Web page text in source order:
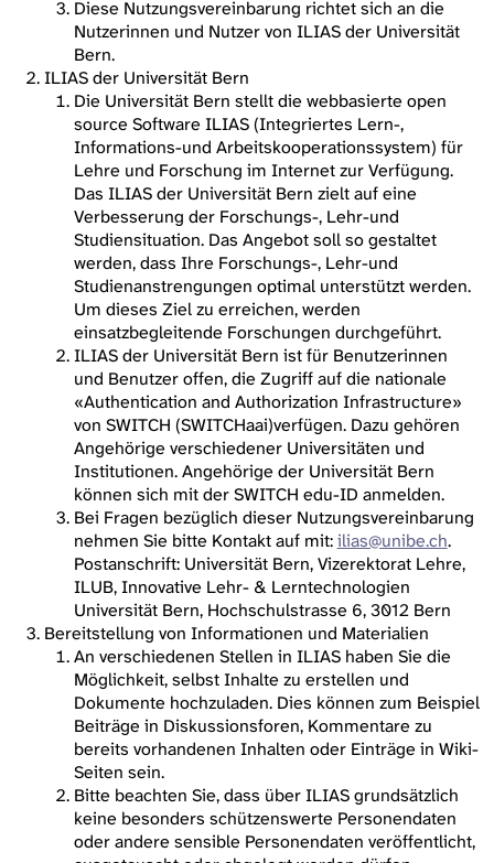
Diese Nutzungsvereinbarung richtet sich an die
Nutzerinnen und Nutzer von ILIAS der Universität
Bern.
ILIAS der Universität Bern
Die Universität Bern stellt die webbasierte open
source Software ILIAS (Integriertes Lern-,
Informations-und Arbeitskooperationssystem) für
Lehre und Forschung im Internet zur Verfügung.
Das ILIAS der Universität Bern zielt auf eine
Verbesserung der Forschungs-, Lehr-und
Studiensituation. Das Angebot soll so gestaltet
werden, dass Ihre Forschungs-, Lehr-und
Studienanstrengungen optimal unterstützt werden.
Um dieses Ziel zu erreichen, werden
einsatzbegleitende Forschungen durchgeführt.
ILIAS der Universität Bern ist für Benutzerinnen
und Benutzer offen, die Zugriff auf die nationale
«Authentication and Authorization Infrastructure»
von SWITCH (SWITCHaai)verfügen. Dazu gehören
Angehörige verschiedener Universitäten und
Institutionen. Angehörige der Universität Bern
können sich mit der SWITCH edu-ID anmelden.
Bei Fragen bezüglich dieser Nutzungsvereinbarung
nehmen Sie bitte Kontakt auf mit:ilias@unibe.ch.
Postanschrift: Universität Bern, Vizerektorat Lehre,
ILUB, Innovative Lehr- & Lerntechnologien
Universität Bern, Hochschulstrasse 6, 3012 Bern
Bereitstellung von Informationen und Materialien
An verschiedenen Stellen in ILIAS haben Sie die
Möglichkeit, selbst Inhalte zu erstellen und
Dokumente hochzuladen. Dies können zum Beispiel
Beiträge in Diskussionsforen, Kommentare zu
bereits vorhandenen Inhalten oder Einträge in Wiki-
Seiten sein.
Bitte beachten Sie, dass über ILIAS grundsätzlich
keine besonders schützenswerte Personendaten
oder andere sensible Personendaten veröffentlicht,